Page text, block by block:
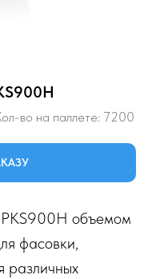
во на паллете: 7200
PKS900H объемом
фасовки,
различных